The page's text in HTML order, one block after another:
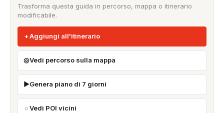
Trasforma questa guida in percorso, mappa o itinerario
modificabile.
Aggiungi all'itinerario
Vedi percorso sulla mappa
Genera piano di 7 giorni
Vedi POI vicini